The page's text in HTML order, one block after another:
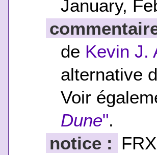
January,
de Kevin J.
alternative
Voir
Dune".
notice :